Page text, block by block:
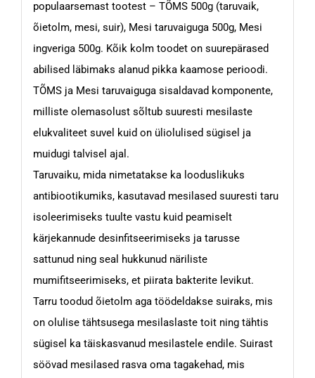
populaarsemast tootest – TÕMS 500g (taruvaik,
õietolm, mesi, suir), Mesi taruvaiguga 500g, Mesi
ingveriga 500g. Kõik kolm toodet on suurepärased
abilised läbimaks alanud pikka kaamose perioodi.
TÕMS ja Mesi taruvaiguga sisaldavad komponente,
milliste olemasolust sõltub suuresti mesilaste
elukvaliteet suvel kuid on üliolulised sügisel ja
muidugi talvisel ajal.
Taruvaiku, mida nimetatakse ka looduslikuks
antibiootikumiks, kasutavad mesilased suuresti taru
isoleerimiseks tuulte vastu kuid peamiselt
kärjekannude desinfitseerimiseks ja tarusse
sattunud ning seal hukkunud näriliste
mumifitseerimiseks, et piirata bakterite levikut.
Tarru toodud õietolm aga töödeldakse suiraks, mis
on olulise tähtsusega mesilaslaste toit ning tähtis
sügisel ka täiskasvanud mesilastele endile. Suirast
söövad mesilased rasva oma tagakehad, mis